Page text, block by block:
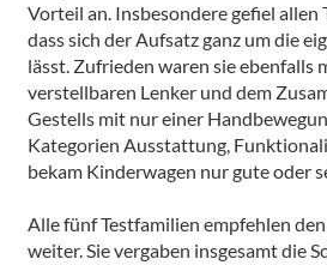
Vorteil an. Insbesondere gefiel allen
dass sich der Aufsatz ganz um die
lässt. Zufrieden waren sie ebenfalls
verstellbaren Lenker und dem
Gestells mit nur einer
Kategorien Ausstattung,
bekam Kinderwagen nur gute oder
Alle fünf Testfamilien empfehlen
weiter. Sie vergaben insgesamt die